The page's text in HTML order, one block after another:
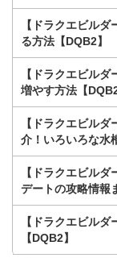
【ドラクエビル
る方法【DQB2】
【ドラクエビル
増やす方法【DQB2
【ドラクエビル
介！いろいろな水
【ドラクエビル
デートの攻略情報
【ドラクエビルダ
【DQB2】